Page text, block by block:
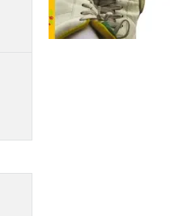
Carmen de
9 Ago 2026